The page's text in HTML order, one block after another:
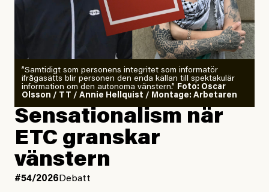
”Samtidigt som personens integritet som informatör
ifrågasätts blir personen den enda källan till spektakulär
information om den autonoma vänstern.” Foto: Oscar
Olsson / TT / Annie Hellquist / Montage: Arbetaren
Sensationalism när
ETC granskar
vänstern
#54/2026 Debatt